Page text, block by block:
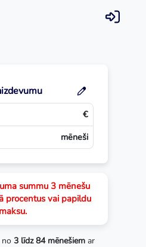
€
mēneši
summu 3 mēnešu
procentus vai papildu
maksu.
no 3 līdz 84 mēnešiem ar